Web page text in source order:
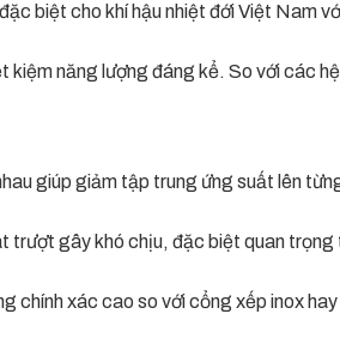
biệt cho khí hậu nhiệt đới Việt Nam
kiệm năng lượng đáng kể. So với các
giúp giảm tập trung ứng suất lên
trượt gây khó chịu, đặc biệt quan
chính xác cao so với cổng xếp inox